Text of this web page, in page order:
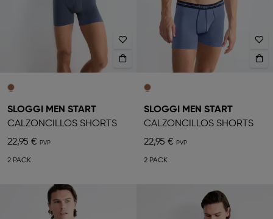
SLOGGI MEN START
CALZONCILLOS SHORTS
22,95 €
2 PACK
SLOGGI MEN START
CALZONCILLOS SHORTS
22,95 €
2 PACK